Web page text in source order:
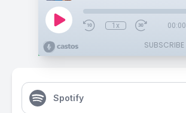
1x 00:00
SUBSCRIBE
Spotify